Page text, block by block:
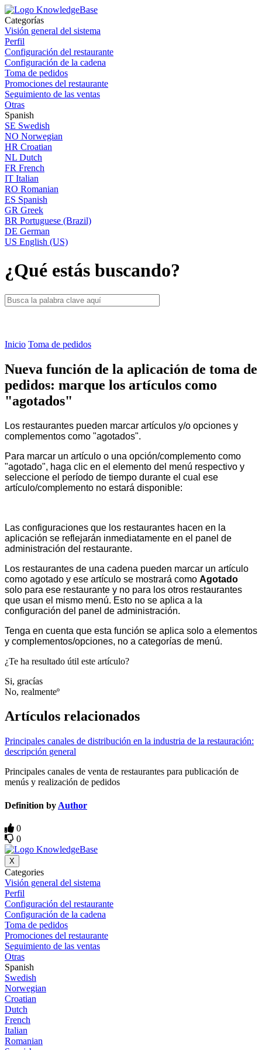
Categorías
Visión general del sistema
Perfil
Configuración del restaurante
Configuración de la cadena
Toma de pedidos
Promociones del restaurante
Seguimiento de las ventas
Otras
Spanish
SE Swedish
NO Norwegian
HR Croatian
NL Dutch
FR French
IT Italian
RO Romanian
ES Spanish
GR Greek
BR Portuguese (Brazil)
DE German
US English (US)
¿Qué estás buscando?
Inicio Toma de pedidos
Nueva función de la aplicación de toma de
pedidos: marque los artículos como
"agotados"
Los restaurantes pueden marcar artículos y/o opciones y
complementos como "agotados".
Para marcar un artículo o una opción/complemento como
"agotado", haga clic en el elemento del menú respectivo y
seleccione el período de tiempo durante el cual ese
artículo/complemento no estará disponible:
Las configuraciones que los restaurantes hacen en la
aplicación se reflejarán inmediatamente en el panel de
administración del restaurante.
Los restaurantes de una cadena pueden marcar un artículo
como agotado y ese artículo se mostrará como Agotado
solo para ese restaurante y no para los otros restaurantes
que usan el mismo menú. Esto no se aplica a la
configuración del panel de administración.
Tenga en cuenta que esta función se aplica solo a elementos
y complementos/opciones, no a categorías de menú.
¿Te ha resultado útil este artículo?
Si, gracías
No, realmenteº
Artículos relacionados
Principales canales de distribución en la industria de la restauración:
descripción general
Principales canales de venta de restaurantes para publicación de
menús y realización de pedidos
Definition by Author
0
0
X
Categories
Visión general del sistema
Perfil
Configuración del restaurante
Configuración de la cadena
Toma de pedidos
Promociones del restaurante
Seguimiento de las ventas
Otras
Spanish
Swedish
Norwegian
Croatian
Dutch
French
Italian
Romanian